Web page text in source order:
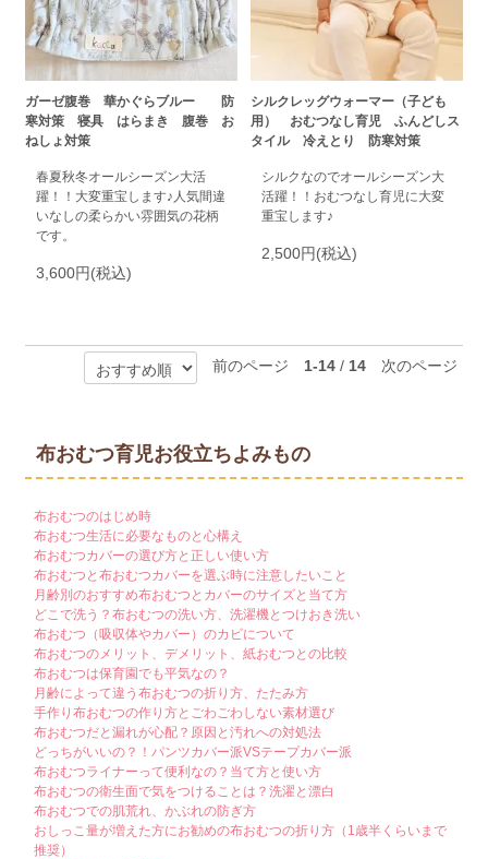
ガーゼ腹巻 華かぐらブルー 防
寒対策 寝具 はらまき 腹巻 お
ねしょ対策
春夏秋冬オールシーズン大活
躍！！大変重宝します♪人気間違
いなしの柔らかい雰囲気の花柄
です。
3,600円(税込)
シルクレッグウォーマー（子ども
用） おむつなし育児 ふんどしス
タイル 冷えとり 防寒対策
シルクなのでオールシーズン大
活躍！！おむつなし育児に大変
重宝します♪
2,500円(税込)
前のページ 1-14/ 14 次のページ
布おむつ育児お役立ちよみもの
布おむつのはじめ時
布おむつ生活に必要なものと心構え
布おむつカバーの選び方と正しい使い方
布おむつと布おむつカバーを選ぶ時に注意したいこと
月齢別のおすすめ布おむつとカバーのサイズと当て方
どこで洗う？布おむつの洗い方、洗濯機とつけおき洗い
布おむつ（吸収体やカバー）のカビについて
布おむつのメリット、デメリット、紙おむつとの比較
布おむつは保育園でも平気なの？
月齢によって違う布おむつの折り方、たたみ方
手作り布おむつの作り方とごわごわしない素材選び
布おむつだと漏れが心配？原因と汚れへの対処法
どっちがいいの？！パンツカバー派VSテープカバー派
布おむつライナーって便利なの？当て方と使い方
布おむつの衛生面で気をつけることは？洗濯と漂白
布おむつでの肌荒れ、かぶれの防ぎ方
おしっこ量が増えた方にお勧めの布おむつの折り方（1歳半くらいまで
推奨）